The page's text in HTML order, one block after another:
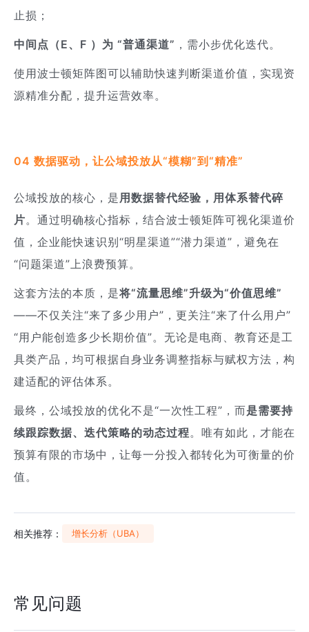
止损；
中间点（E、F ）为 “普通渠道” ，需小步优化迭代。
使用波士顿矩阵图可以辅助快速判断渠道价值，实现资
源精准分配，提升运营效率。
04 数据驱动，让公域投放从“模糊”到“精准”
公域投放的核心，是用数据替代经验，用体系替代碎
片。通过明确核心指标，结合波士顿矩阵可视化渠道价
值，企业能快速识别“明星渠道”“潜力渠道”，避免在
“问题渠道”上浪费预算。
这套方法的本质，是将“流量思维”升级为“价值思维”
——不仅关注“来了多少用户”，更关注“来了什么用户”
“用户能创造多少长期价值”。无论是电商、教育还是工
具类产品，均可根据自身业务调整指标与赋权方法，构
建适配的评估体系。
最终，公域投放的优化不是“一次性工程”，而是需要持
续跟踪数据、迭代策略的动态过程。唯有如此，才能在
预算有限的市场中，让每一分投入都转化为可衡量的价
值。
相关推荐： 增长分析（UBA）
常见问题